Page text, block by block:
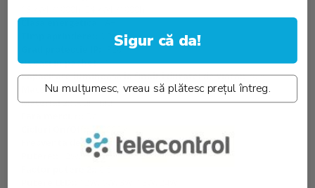
0.2s
IP20
Bucati in pachet::1
Capacitate luminoasa la finalul duratei de viata::70%
Material 1::Aluminiu
Material 2::Aluminiu
100000 x
Frecventa de lucru::
50-60Hz
12W, 6W, 3W, 18W, 24W
Sigur că da!
Nu mulțumesc, vreau să plătesc prețul întreg.